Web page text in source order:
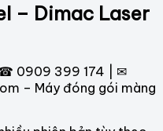
– Dimac Laser
0909 399 174 | ✉
– Máy đóng gói màng